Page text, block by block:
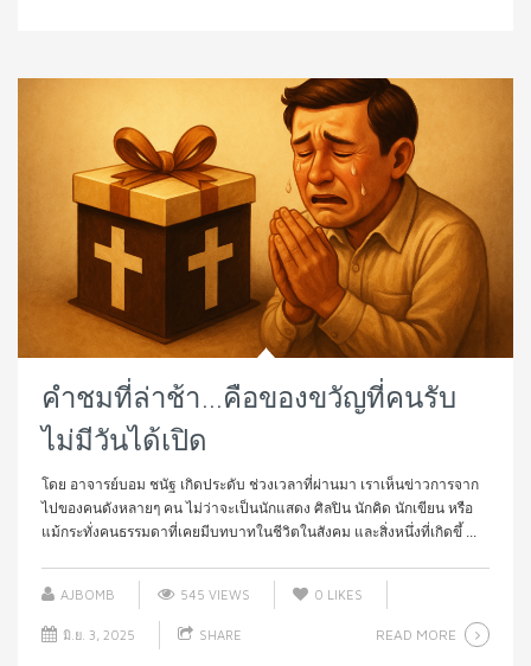
คำชมที่ล่าช้า…คือของขวัญที่คนรับ
ไม่มีวันได้เปิด
โดย อาจารย์บอม ชนัฐ เกิดประดับ ช่วงเวลาที่ผ่านมา เราเห็นข่าวการจาก
ไปของคนดังหลายๆ คน ไม่ว่าจะเป็นนักแสดง ศิลปิน นักคิด นักเขียน หรือ
แม้กระทั่งคนธรรมดาที่เคยมีบทบาทในชีวิตในสังคม และสิ่งหนึ่งที่เกิดขึ้ ...
AJBOMB 545 VIEWS 0 LIKES
มิ.ย. 3, 2025 SHARE READ MORE